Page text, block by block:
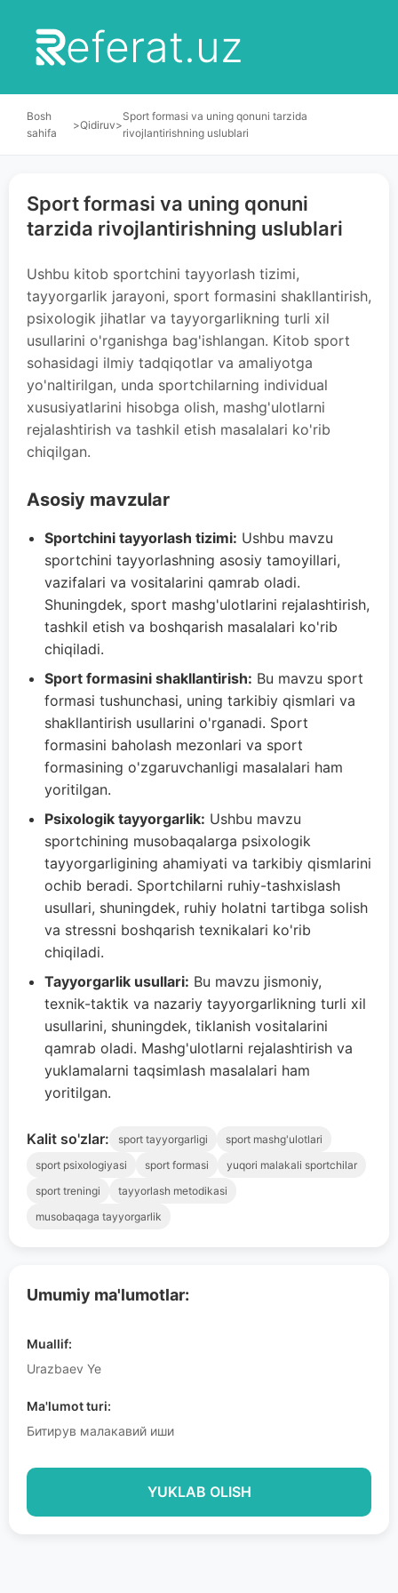
eferat.uz
Bosh
sahifa
>Qidiruv>
Sport formasi va uning qonuni tarzida
rivojlantirishning uslublari
Umumiy ma'lumotlar:
Muallif:
Urazbaev Ye
Ma'lumot turi:
Битирув малакавий иши
YUKLAB OLISH
Sport formasi va uning qonuni
tarzida rivojlantirishning uslublari
Ushbu kitob sportchini tayyorlash tizimi,
tayyorgarlik jarayoni, sport formasini shakllantirish,
psixologik jihatlar va tayyorgarlikning turli xil
usullarini o'rganishga bag'ishlangan. Kitob sport
sohasidagi ilmiy tadqiqotlar va amaliyotga
yo'naltirilgan, unda sportchilarning individual
xususiyatlarini hisobga olish, mashg'ulotlarni
rejalashtirish va tashkil etish masalalari ko'rib
chiqilgan.
Asosiy mavzular
Sportchini tayyorlash tizimi: Ushbu mavzu
sportchini tayyorlashning asosiy tamoyillari,
vazifalari va vositalarini qamrab oladi.
Shuningdek, sport mashg'ulotlarini rejalashtirish,
tashkil etish va boshqarish masalalari ko'rib
chiqiladi.
Sport formasini shakllantirish: Bu mavzu sport
formasi tushunchasi, uning tarkibiy qismlari va
shakllantirish usullarini o'rganadi. Sport
formasini baholash mezonlari va sport
formasining o'zgaruvchanligi masalalari ham
yoritilgan.
Psixologik tayyorgarlik: Ushbu mavzu
sportchining musobaqalarga psixologik
tayyorgarligining ahamiyati va tarkibiy qismlarini
ochib beradi. Sportchilarni ruhiy-tashxislash
usullari, shuningdek, ruhiy holatni tartibga solish
va stressni boshqarish texnikalari ko'rib
chiqiladi.
Tayyorgarlik usullari: Bu mavzu jismoniy,
texnik-taktik va nazariy tayyorgarlikning turli xil
usullarini, shuningdek, tiklanish vositalarini
qamrab oladi. Mashg'ulotlarni rejalashtirish va
yuklamalarni taqsimlash masalalari ham
yoritilgan.
Kalit so'zlar: sport tayyorgarligi
sport mashg'ulotlari
sport psixologiyasi
sport formasi
yuqori malakali sportchilar
sport treningi
tayyorlash metodikasi
musobaqaga tayyorgarlik